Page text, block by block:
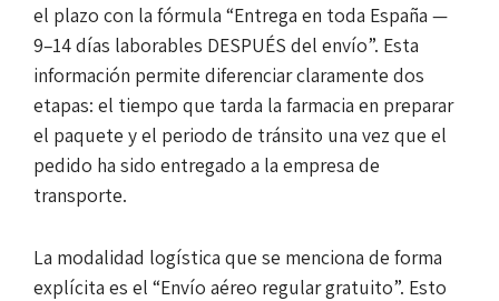
el plazo con la fórmula “Entrega en toda España —
9–14 días laborables DESPUÉS del envío”. Esta
información permite diferenciar claramente dos
etapas: el tiempo que tarda la farmacia en preparar
el paquete y el periodo de tránsito una vez que el
pedido ha sido entregado a la empresa de
transporte.
La modalidad logística que se menciona de forma
explícita es el “Envío aéreo regular gratuito”. Esto